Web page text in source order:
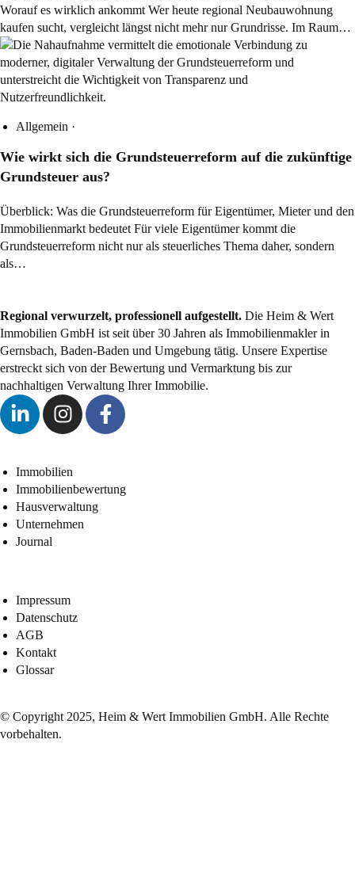
Worauf es wirklich ankommt Wer heute regional Neubauwohnung
kaufen sucht, vergleicht längst nicht mehr nur Grundrisse. Im Raum…
Allgemein ·
Wie wirkt sich die Grundsteuerreform auf die zukünftige
Grundsteuer aus?
Überblick: Was die Grundsteuerreform für Eigentümer, Mieter und den
Immobilienmarkt bedeutet Für viele Eigentümer kommt die
Grundsteuerreform nicht nur als steuerliches Thema daher, sondern
als…
Regional verwurzelt, professionell aufgestellt. Die Heim & Wert
Immobilien GmbH ist seit über 30 Jahren als Immobilienmaklerin
Gernsbach, Baden-Baden und Umgebung tätig. Unsere Expertise
erstreckt sich von der Bewertung und Vermarktung bis zur
nachhaltigen Verwaltung Ihrer Immobilie.
Immobilien
Immobilienbewertung
Hausverwaltung
Unternehmen
Journal
Impressum
Datenschutz
AGB
Kontakt
Glossar
© Copyright 2025, Heim & Wert Immobilien GmbH. Alle Rechte
vorbehalten.